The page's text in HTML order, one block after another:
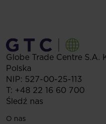
Globe Trade Centre S.A.
Polska
NIP: 527-00-25-113
T: +48 22 16 60 700
Śledź nas
O nas